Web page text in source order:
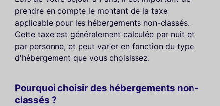
prendre en compte le montant de la taxe
applicable pour les hébergements non-classés.
Cette taxe est généralement calculée par nuit et
par personne, et peut varier en fonction du type
d'hébergement que vous choisissez.
Pourquoi choisir des hébergements non-
classés ?